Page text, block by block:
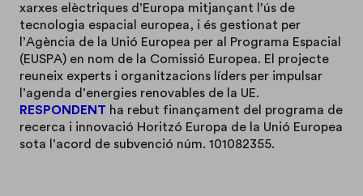
xarxes elèctriques d’Europa mitjançant l’ús de
tecnologia espacial europea, i és gestionat per
l’Agència de la Unió Europea per al Programa Espacial
(EUSPA) en nom de la Comissió Europea. El projecte
reuneix experts i organitzacions líders per impulsar
l’agenda d’energies renovables de la UE.
RESPONDENT ha rebut finançament del programa de
recerca i innovació Horitzó Europa de la Unió Europea
sota l’acord de subvenció núm. 101082355.